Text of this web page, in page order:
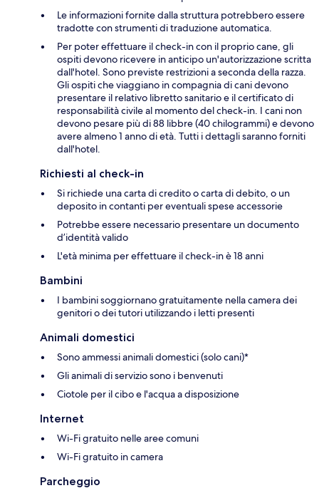
Le informazioni fornite dalla struttura potrebbero essere
tradotte con strumenti di traduzione automatica.
Per poter effettuare il check-in con il proprio cane, gli
ospiti devono ricevere in anticipo un'autorizzazione scritta
dall'hotel. Sono previste restrizioni a seconda della razza.
Gli ospiti che viaggiano in compagnia di cani devono
presentare il relativo libretto sanitario e il certificato di
responsabilità civile al momento del check-in. I cani non
devono pesare più di 88 libbre (40 chilogrammi) e devono
avere almeno 1 anno di età. Tutti i dettagli saranno forniti
dall'hotel.
Richiesti al check-in
Si richiede una carta di credito o carta di debito, o un
deposito in contanti per eventuali spese accessorie
Potrebbe essere necessario presentare un documento
d’identità valido
L'età minima per effettuare il check-in è 18 anni
Bambini
I bambini soggiornano gratuitamente nella camera dei
genitori o dei tutori utilizzando i letti presenti
Animali domestici
Sono ammessi animali domestici (solo cani)*
Gli animali di servizio sono i benvenuti
Ciotole per il cibo e l'acqua a disposizione
Internet
Wi-Fi gratuito nelle aree comuni
Wi-Fi gratuito in camera
Parcheggio